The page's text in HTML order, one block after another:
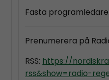
Fasta programledare:
Prenumerera på
RSS: https://
rss&show=radio-